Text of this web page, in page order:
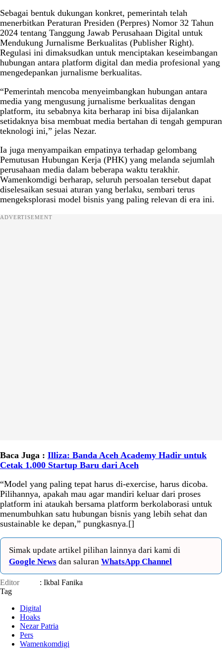
Sebagai bentuk dukungan konkret, pemerintah telah
menerbitkan Peraturan Presiden (Perpres) Nomor 32 Tahun
2024 tentang Tanggung Jawab Perusahaan Digital untuk
Mendukung Jurnalisme Berkualitas (Publisher Right).
Regulasi ini dimaksudkan untuk menciptakan keseimbangan
hubungan antara platform digital dan media profesional yang
mengedepankan jurnalisme berkualitas.
“Pemerintah mencoba menyeimbangkan hubungan antara
media yang mengusung jurnalisme berkualitas dengan
platform, itu sebabnya kita berharap ini bisa dijalankan
setidaknya bisa membuat media bertahan di tengah gempuran
teknologi ini,” jelas Nezar.
Ia juga menyampaikan empatinya terhadap gelombang
Pemutusan Hubungan Kerja (PHK) yang melanda sejumlah
perusahaan media dalam beberapa waktu terakhir.
Wamenkomdigi berharap, seluruh persoalan tersebut dapat
diselesaikan sesuai aturan yang berlaku, sembari terus
mengeksplorasi model bisnis yang paling relevan di era ini.
ADVERTISEMENT
Baca Juga : Illiza: Banda Aceh Academy Hadir untuk
Cetak 1.000 Startup Baru dari Aceh
“Model yang paling tepat harus di-exercise, harus dicoba.
Pilihannya, apakah mau agar mandiri keluar dari proses
platform ini ataukah bersama platform berkolaborasi untuk
menumbuhkan satu hubungan bisnis yang lebih sehat dan
sustainable ke depan,” pungkasnya.[]
Simak update artikel pilihan lainnya dari kami di
Google News dan saluran WhatsApp Channel
Editor
: Ikbal Fanika
Tag
Digital
Hoaks
Nezar Patria
Pers
Wamenkomdigi